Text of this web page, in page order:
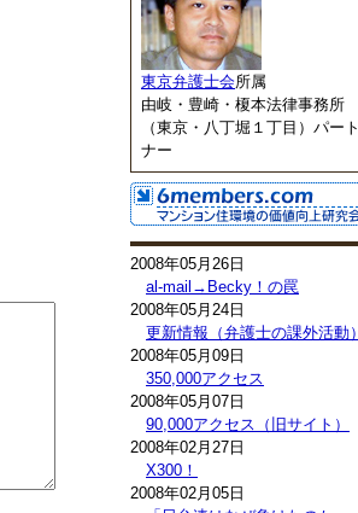
東京弁護士会所属
由岐・豊崎・榎本法律事務所
（東京・八丁堀１丁目）パート
ナー
2008年05月26日
al-mail→Becky！の罠
2008年05月24日
更新情報（弁護士の課外活動）
2008年05月09日
350,000アクセス
2008年05月07日
90,000アクセス（旧サイト）
2008年02月27日
X300！
2008年02月05日